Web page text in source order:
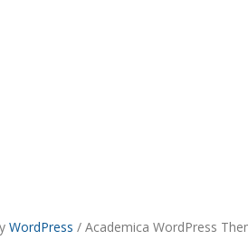
WordPress / Academica WordPress